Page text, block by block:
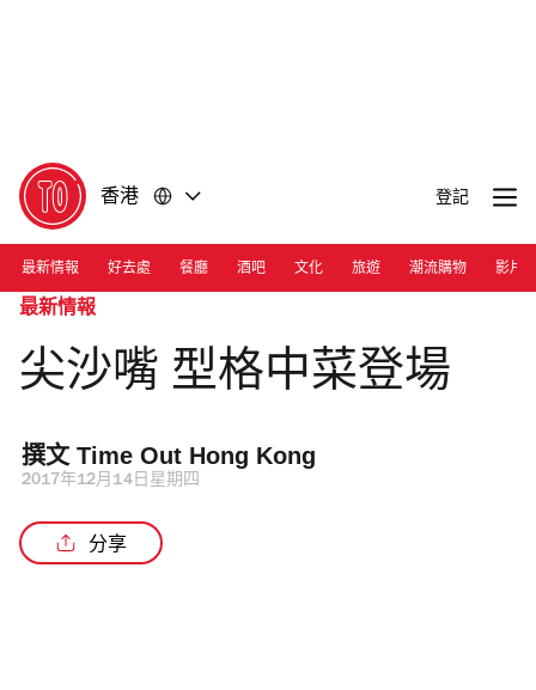
香港 登記
最新情報 好去處 餐廳 酒吧 文化 旅遊 潮流購物 影片
最新情報
尖沙嘴 型格中菜登場
撰文 Time Out Hong Kong
2017年12月14日星期四
分享